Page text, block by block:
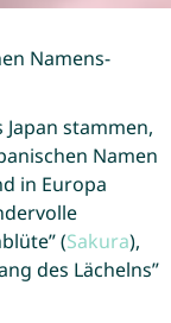
Namens-
stammen,
Namen
in Europa
(Sakura),
des Lächelns”